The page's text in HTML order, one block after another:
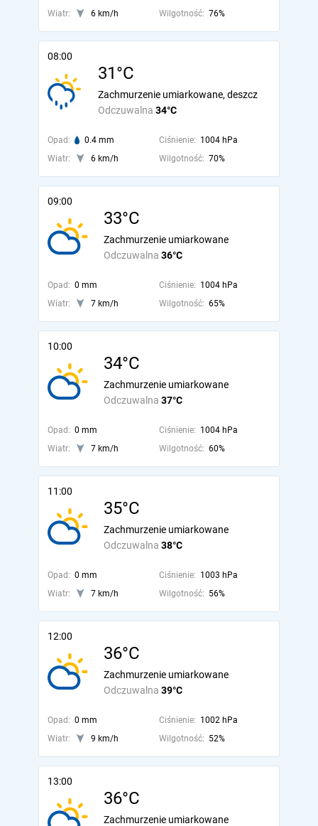
Wiatr: 6 km/h Wilgotność: 76%
08:00
31°C
Odczuwalna 34°C
Zachmurzenie umiarkowane, deszcz
Opad: 0.4 mm Ciśnienie: 1004 hPa
Wiatr:
6 km/h Wilgotność: 70%
09:00
33°C
Odczuwalna 36°C
Zachmurzenie umiarkowane
Opad: 0 mm Ciśnienie: 1004 hPa
Wiatr:
7 km/h Wilgotność: 65%
10:00
34°C
Odczuwalna 37°C
Zachmurzenie umiarkowane
Opad: 0 mm Ciśnienie: 1004 hPa
Wiatr:
7 km/h Wilgotność: 60%
11:00
35°C
Odczuwalna 38°C
Zachmurzenie umiarkowane
Opad: 0 mm Ciśnienie: 1003 hPa
Wiatr:
7 km/h Wilgotność: 56%
12:00
36°C
Odczuwalna 39°C
Zachmurzenie umiarkowane
Opad: 0 mm Ciśnienie: 1002 hPa
Wiatr:
9 km/h Wilgotność: 52%
13:00
36°C
Zachmurzenie umiarkowane